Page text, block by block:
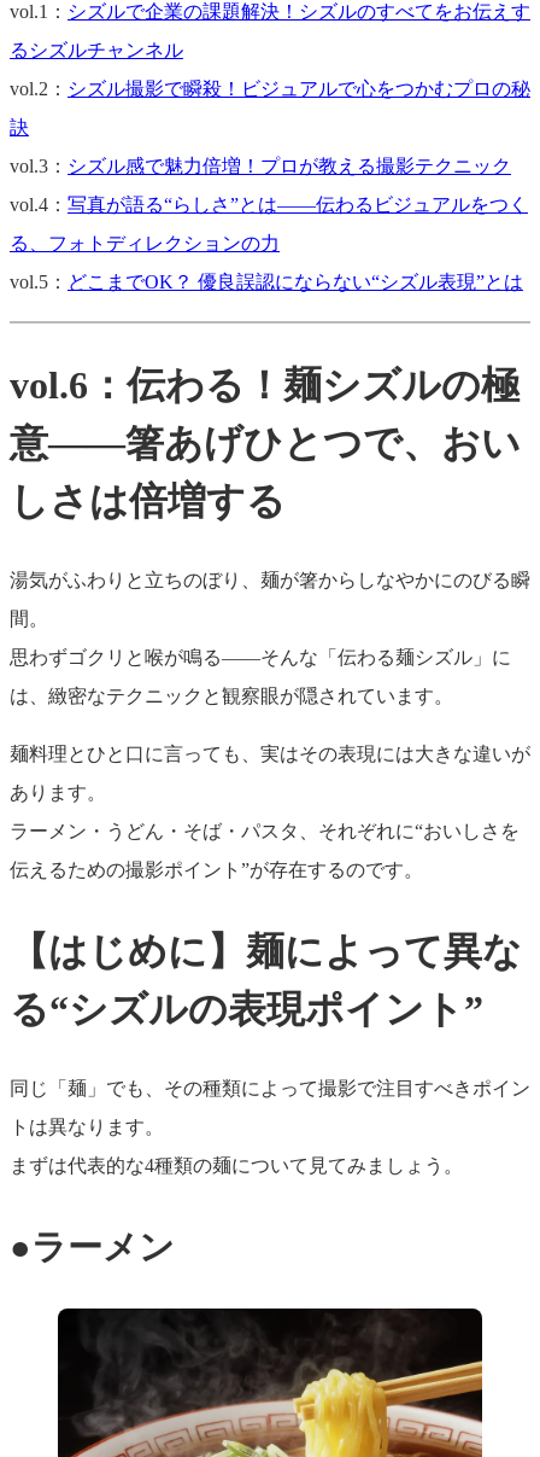
vol.1： シズルで企業の課題解決！シズルのすべてをお伝えす
るシズルチャンネル
vol.2： シズル撮影で瞬殺！ビジュアルで心をつかむプロの秘
訣
vol.3： シズル感で魅力倍増！プロが教える撮影テクニック
vol.4： 写真が語る“らしさ”とは――伝わるビジュアルをつく
る、フォトディレクションの力
vol.5： どこまでOK？ 優良誤認にならない“シズル表現”とは
vol.6：伝わる！麺シズルの極
意――箸あげひとつで、おい
しさは倍増する
湯気がふわりと立ちのぼり、麺が箸からしなやかにのびる瞬
間。
思わずゴクリと喉が鳴る――そんな「伝わる麺シズル」に
は、緻密なテクニックと観察眼が隠されています。
麺料理とひと口に言っても、実はその表現には大きな違いが
あります。
ラーメン・うどん・そば・パスタ、それぞれに“おいしさを
伝えるための撮影ポイント”が存在するのです。
【はじめに】麺によって異な
る“シズルの表現ポイント”
同じ「麺」でも、その種類によって撮影で注目すべきポイン
トは異なります。
まずは代表的な4種類の麺について見てみましょう。
●ラーメン